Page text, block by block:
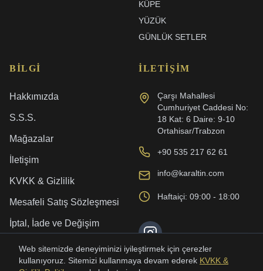
KÜPE
YÜZÜK
GÜNLÜK SETLER
BILGI
Hakkımızda
S.S.S.
Mağazalar
İletişim
KVKK & Gizlilik
Mesafeli Satış Sözleşmesi
İptal, İade ve Değişim
Kargo ve Teslimat
İLETIŞIM
Çarşı Mahallesi
Cumhuriyet Caddesi No:
18 Kat: 6 Daire: 9-10
Ortahisar/Trabzon
+90 535 217 62 61
info@karaltin.com
Haftaiçi: 09:00 - 18:00
Web sitemizde deneyiminizi iyileştirmek için çerezler
kullanıyoruz. Sitemizi kullanmaya devam ederek KVKK &